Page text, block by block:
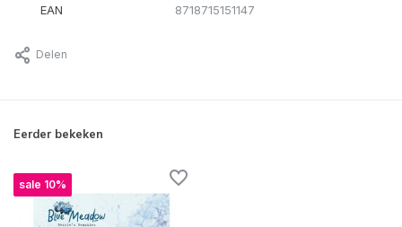
EAN 8718715151147
Delen
Eerder bekeken
sale 10%